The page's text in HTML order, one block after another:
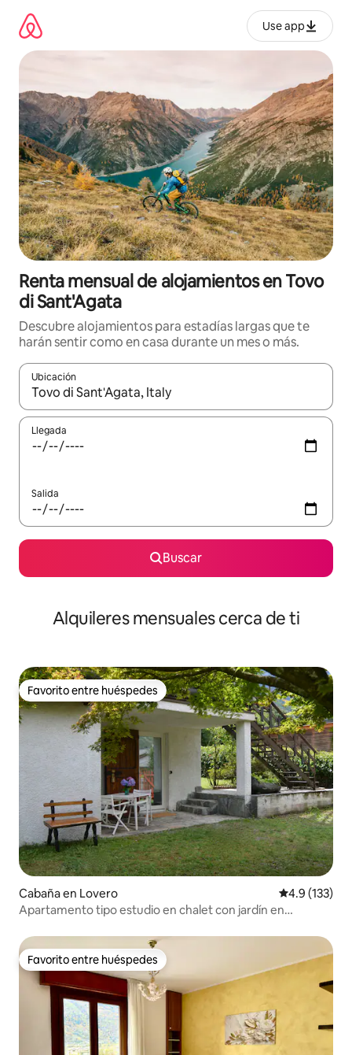
contenido
Use app
Renta mensual de alojamientos en Tovo
di Sant'Agata
Descubre alojamientos para estadías largas que te
harán sentir como en casa durante un mes o más.
Ubicación
Cuando los resultados estén disponibles, navega con las
Llegada
Salida
Buscar
Alquileres mensuales cerca de ti
Favorito entre huéspedes
Favorito entre huéspedes
Cabaña en Lovero Calificación
4.9 (133)
Apartamento tipo estudio en chalet con jardín en
Favorito entre huéspedes
Favorito entre huéspedes